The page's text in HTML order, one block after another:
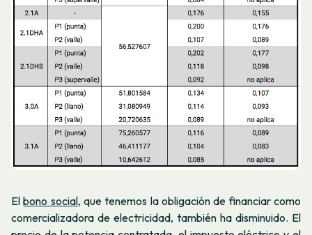
Elbono social, que tenemos la obligación de financiar como
comercializadora de electricidad, también ha disminuido. El